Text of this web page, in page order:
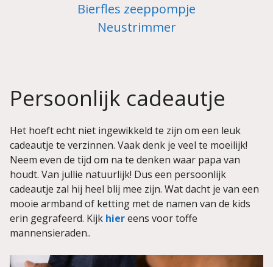
Bierfles zeeppompje
Neustrimmer
Persoonlijk cadeautje
Het hoeft echt niet ingewikkeld te zijn om een leuk
cadeautje te verzinnen. Vaak denk je veel te moeilijk!
Neem even de tijd om na te denken waar papa van
houdt. Van jullie natuurlijk! Dus een persoonlijk
cadeautje zal hij heel blij mee zijn. Wat dacht je van een
mooie armband of ketting met de namen van de kids
erin gegrafeerd. Kijk hiereens voor toffe
mannensieraden..